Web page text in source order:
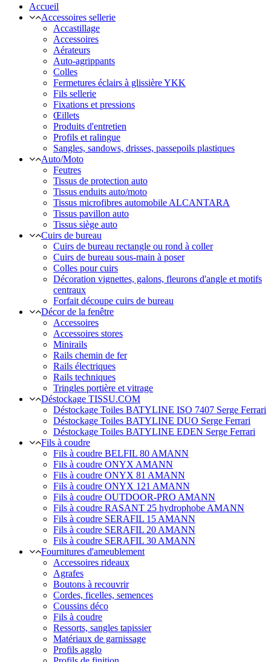
Accueil
Accessoires sellerie
Accastillage
Accessoires
Aérateurs
Auto-agrippants
Colles
Fermetures éclairs à glissière YKK
Fils sellerie
Fixations et pressions
Œillets
Produits d'entretien
Profils et ralingue
Sangles, sandows, drisses, passepoils plastiques
Auto/Moto
Feutres
Tissus de protection auto
Tissus enduits auto/moto
Tissus microfibres automobile ALCANTARA
Tissus pavillon auto
Tissus siège auto
Cuirs de bureau
Cuirs de bureau rectangle ou rond à coller
Cuirs de bureau sous-main à poser
Colles pour cuirs
Décoration vignettes, galons, fleurons d'angle et motifs
centraux
Forfait découpe cuirs de bureau
Décor de la fenêtre
Accessoires
Accessoires stores
Minirails
Rails chemin de fer
Rails électriques
Rails techniques
Tringles portière et vitrage
Déstockage TISSU.COM
Déstockage Toiles BATYLINE ISO 7407 Serge Ferrari
Déstockage Toiles BATYLINE DUO Serge Ferrari
Déstockage Toiles BATYLINE EDEN Serge Ferrari
Fils à coudre
Fils à coudre BELFIL 80 AMANN
Fils à coudre ONYX AMANN
Fils à coudre ONYX 81 AMANN
Fils à coudre ONYX 121 AMANN
Fils à coudre OUTDOOR-PRO AMANN
Fils à coudre RASANT 25 hydrophobe AMANN
Fils à coudre SERAFIL 15 AMANN
Fils à coudre SERAFIL 20 AMANN
Fils à coudre SERAFIL 30 AMANN
Fournitures d'ameublement
Accessoires rideaux
Agrafes
Boutons à recouvrir
Cordes, ficelles, semences
Coussins déco
Fils à coudre
Ressorts, sangles tapissier
Matériaux de garnissage
Profils agglo